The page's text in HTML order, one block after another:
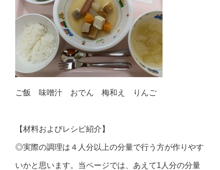
ご飯 味噌汁 おでん 梅和え りんご
【材料およびレシピ紹介】
◎実際の調理は４人分以上の分量で行う方が作りやす
いかと思います。当ページでは、あえて1人分の分量